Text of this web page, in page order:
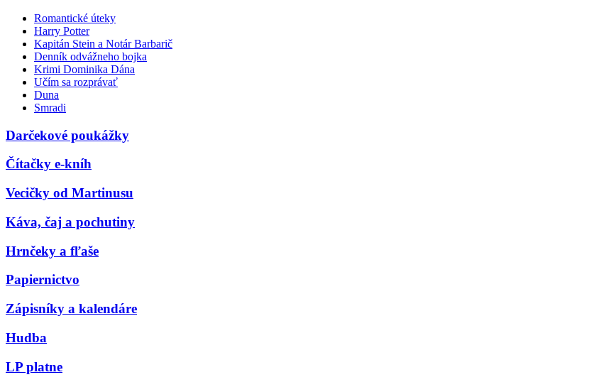
Romantické úteky
Harry Potter
Kapitán Stein a Notár Barbarič
Denník odvážneho bojka
Krimi Dominika Dána
Učím sa rozprávať
Duna
Smradi
Darčekové poukážky
Čítačky e-kníh
Vecičky od Martinusu
Káva, čaj a pochutiny
Hrnčeky a fľaše
Papiernictvo
Zápisníky a kalendáre
Hudba
LP platne